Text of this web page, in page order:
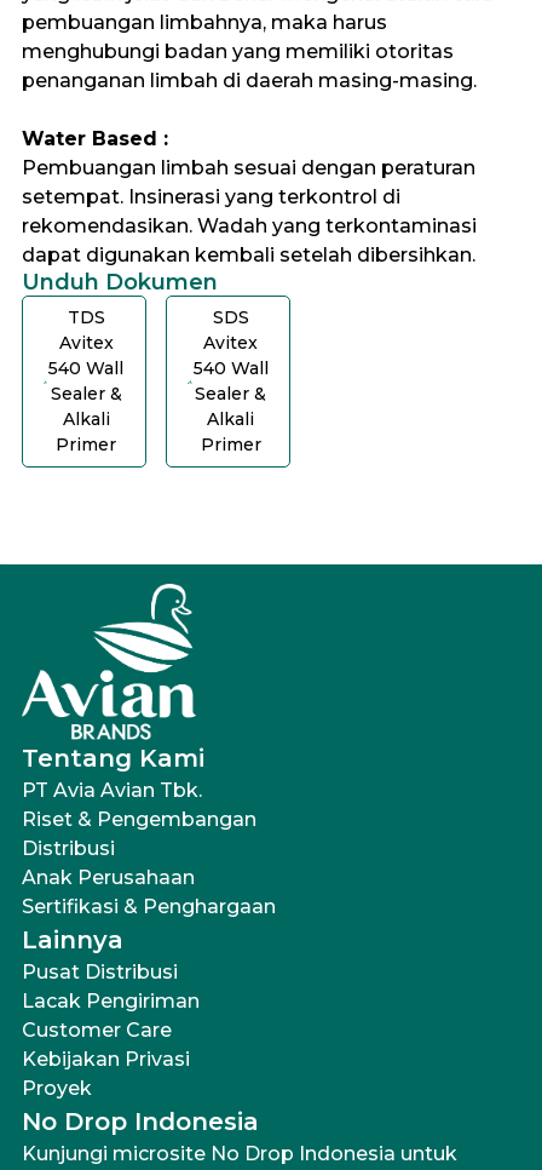
pembuangan limbahnya, maka harus
menghubungi badan yang memiliki otoritas
penanganan limbah di daerah masing-masing.
Water Based :
Pembuangan limbah sesuai dengan peraturan
setempat. Insinerasi yang terkontrol di
rekomendasikan. Wadah yang terkontaminasi
dapat digunakan kembali setelah dibersihkan.
Unduh Dokumen
TDS
Avitex
540 Wall
Sealer &
Alkali
Primer
SDS
Avitex
540 Wall
Sealer &
Alkali
Primer
Tentang Kami
PT Avia Avian Tbk.
Riset & Pengembangan
Distribusi
Anak Perusahaan
Sertifikasi & Penghargaan
Lainnya
Pusat Distribusi
Lacak Pengiriman
Customer Care
Kebijakan Privasi
Proyek
No Drop Indonesia
Kunjungi microsite No Drop Indonesia untuk